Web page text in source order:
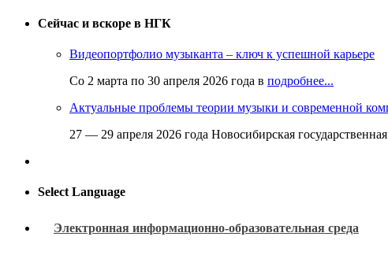
Сейчас и вскоре в НГК
Видеопортфолио музыканта – ключ к успешной карьере
Со 2 марта по 30 апреля 2026 года в подробнее...
Актуальные проблемы теории музыки и современной
27 — 29 апреля 2026 года Новосибирская
Select Language
Электронная информационно-образовательная среда